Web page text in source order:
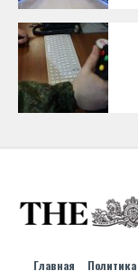
Главная Политика